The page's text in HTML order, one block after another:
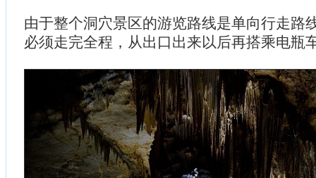
由于整个洞穴景区的游览路线是单向行走路
必须走完全程，从出口出来以后再搭乘电瓶